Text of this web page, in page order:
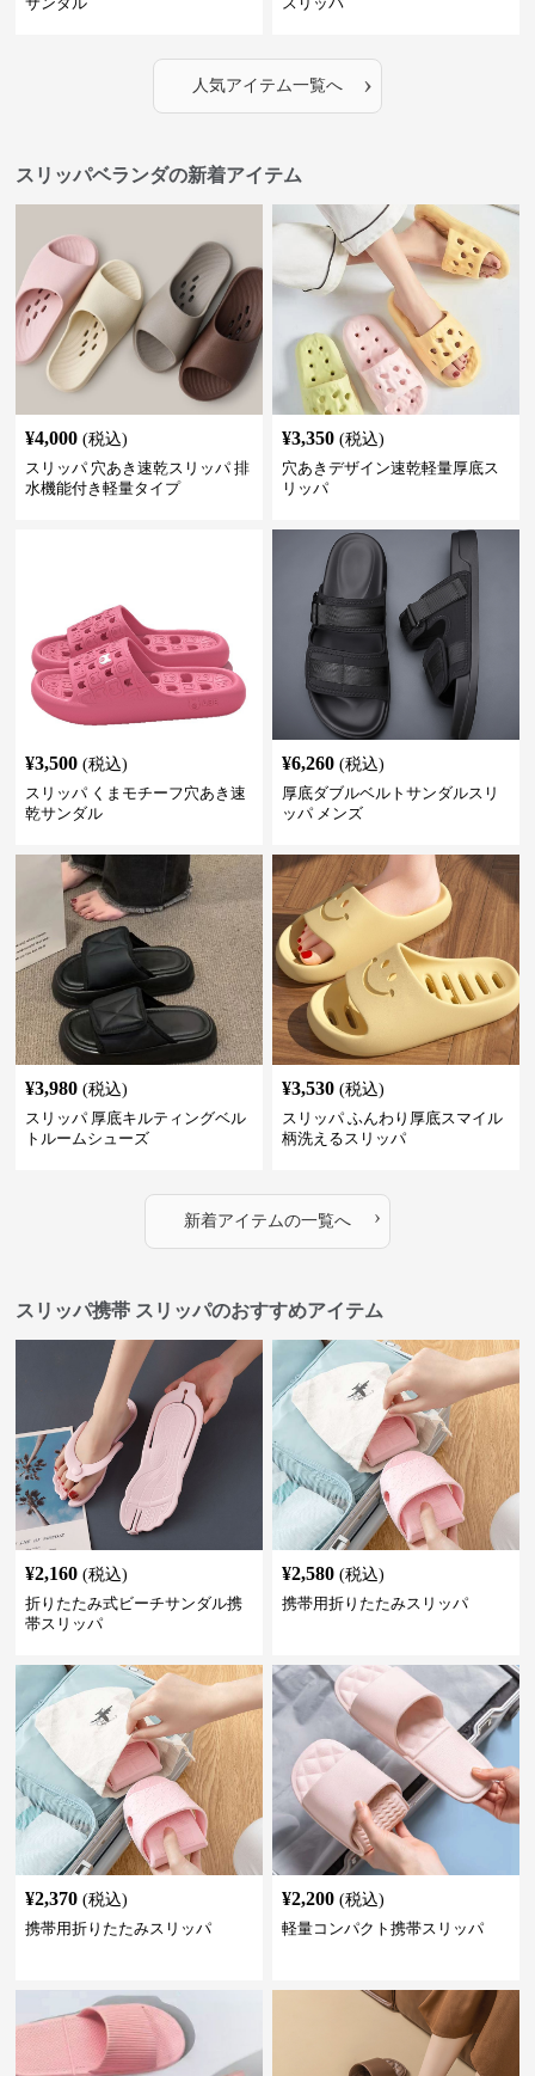
人気アイテム一覧へ ›
スリッパベランダの新着アイテム
¥4,000 (税込)
スリッパ 穴あき速乾スリッパ 排
水機能付き軽量タイプ
¥3,350 (税込)
穴あきデザイン速乾軽量厚底ス
リッパ
¥3,500 (税込)
スリッパ くまモチーフ穴あき速
乾サンダル
¥6,260 (税込)
厚底ダブルベルトサンダルスリ
ッパ メンズ
¥3,980 (税込)
スリッパ 厚底キルティングベル
トルームシューズ
¥3,530 (税込)
スリッパ ふんわり厚底スマイル
柄洗えるスリッパ
新着アイテムの一覧へ ›
スリッパ携帯 スリッパのおすすめアイテム
¥2,160 (税込)
折りたたみ式ビーチサンダル携
帯スリッパ
¥2,580 (税込)
携帯用折りたたみスリッパ
¥2,370 (税込)
携帯用折りたたみスリッパ
¥2,200 (税込)
軽量コンパクト携帯スリッパ